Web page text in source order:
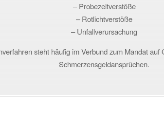
– Probezeitverstöße
– Rotlichtverstöße
– Unfallverursachung
steht häufig im Verbund zum Mandat
Schmerzensgeldansprüchen.